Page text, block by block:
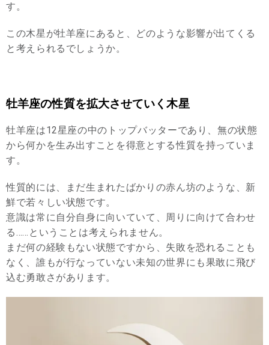
す。
この木星が牡羊座にあると、どのような影響が出てくる
と考えられるでしょうか。
牡羊座の性質を拡大させていく木星
牡羊座は12星座の中のトップバッターであり、無の状態
から何かを生み出すことを得意とする性質を持っていま
す。
性質的には、まだ生まれたばかりの赤ん坊のような、新
鮮で若々しい状態です。
意識は常に自分自身に向いていて、周りに向けて合わせ
る……ということは考えられません。
まだ何の経験もない状態ですから、失敗を恐れることも
なく、誰もが行なっていない未知の世界にも果敢に飛び
込む勇敢さがあります。